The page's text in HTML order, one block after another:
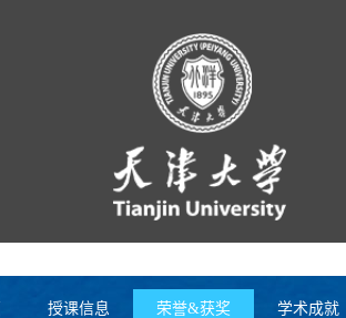
授课信息 荣誉&获奖 学术成就